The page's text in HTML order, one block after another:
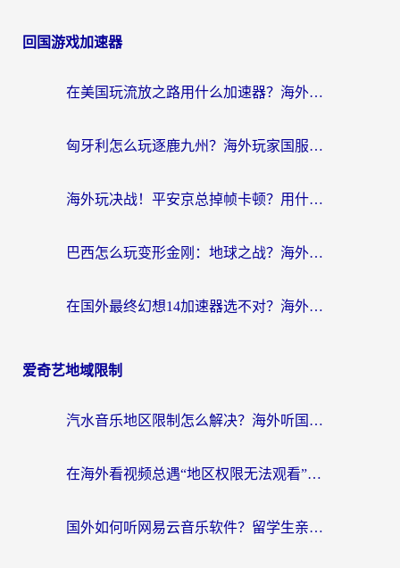
回国游戏加速器
在美国玩流放之路用什么加速器？海外党国服游戏不卡顿的终极攻略
匈牙利怎么玩逐鹿九州？海外玩家国服游戏加速器终极指南（附永劫无间荣耀新三国解决方案）
海外玩决战！平安京总掉帧卡顿？用什么加速器比较好？实测指南来了
巴西怎么玩变形金刚：地球之战？海外玩家国服游戏加速终极指南（附新诛仙延迟密室逃脱18解决办法）
在国外最终幻想14加速器选不对？海外玩家的国服游戏加速避坑指南
爱奇艺地域限制
汽水音乐地区限制怎么解决？海外听国内音乐的实用指南来了
在海外看视频总遇“地区权限无法观看”？这篇攻略帮你轻松解锁国内影视动漫
国外如何听网易云音乐软件？留学生亲测有效的回国加速方案